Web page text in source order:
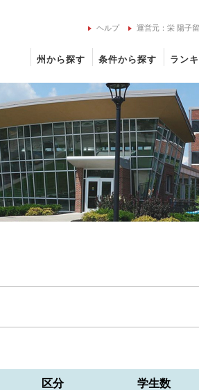
ヘルプ 運営元：栄 陽子
州から探す 条件から探す ラン
区分 学生数